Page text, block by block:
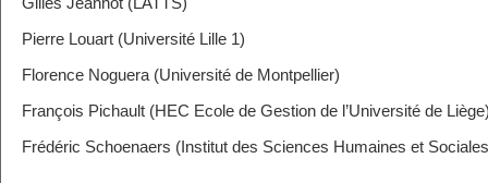
Pierre Louart (Université Lille 1)
Florence Noguera (Université de Montpellier)
François Pichault (HEC Ecole de Gestion de l’Université de
Frédéric Schoenaers (Institut des Sciences Humaines et